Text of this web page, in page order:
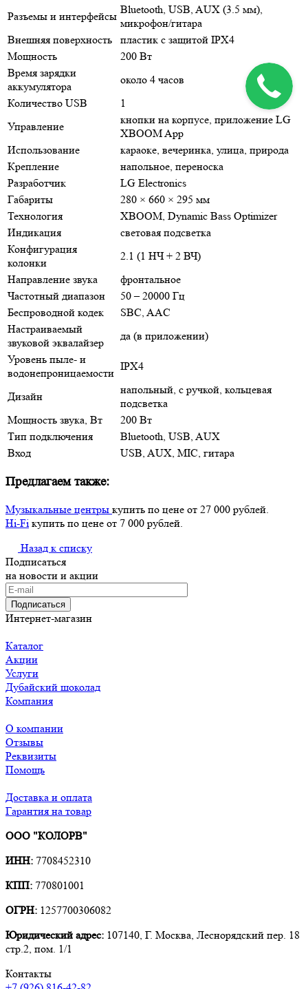
Разъемы и интерфейсы
Bluetooth, USB, AUX (3.5 мм),
микрофон/гитара
Внешняя поверхность
пластик с защитой IPX4
Мощность
200 Вт
Время зарядки
аккумулятора
около 4 часов
Количество USB
1
Управление
кнопки на корпусе, приложение LG
XBOOM App
Использование
караоке, вечеринка, улица, природа
Крепление
напольное, переноска
Разработчик
LG Electronics
Габариты
280 × 660 × 295 мм
Технология
XBOOM, Dynamic Bass Optimizer
Индикация
световая подсветка
Конфигурация
колонки
2.1 (1 НЧ + 2 ВЧ)
Направление звука
фронтальное
Частотный диапазон
50 – 20000 Гц
Беспроводной кодек
SBC, AAC
Настраиваемый
звуковой эквалайзер
да (в приложении)
Уровень пыле- и
водонепроницаемости
IPX4
Дизайн
напольный, с ручкой, кольцевая
подсветка
Мощность звука, Вт
200 Вт
Тип подключения
Bluetooth, USB, AUX
Вход
USB, AUX, MIC, гитара
Предлагаем также:
Музыкальные центры купить по цене от 27 000 рублей.
Hi-Fi купить по цене от 7 000 рублей.
Назад к списку
Подписаться
на новости и акции
Подписаться
Интернет-магазин
Каталог
Акции
Услуги
Дубайский шоколад
Компания
О компании
Отзывы
Реквизиты
Помощь
Доставка и оплата
Гарантия на товар
ООО "КОЛОРВ"
ИНН: 7708452310
КПП: 770801001
ОГРН: 1257700306082
Юридический адрес: 107140, Г. Москва, Леснорядский пер. 18
стр.2, пом. 1/1
Контакты